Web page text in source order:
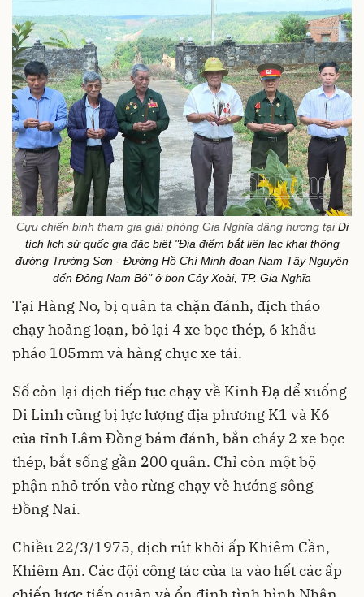
Cựu chiến binh tham gia giải phóng Gia Nghĩa dâng hương tại Di
tích lịch sử quốc gia đặc biệt "Địa điểm bắt liên lạc khai thông
đường Trường Sơn - Đường Hồ Chí Minh đoạn Nam Tây Nguyên
đến Đông Nam Bộ" ở bon Cây Xoài, TP. Gia Nghĩa
Tại Hàng No, bị quân ta chặn đánh, địch tháo
chạy hoảng loạn, bỏ lại 4 xe bọc thép, 6 khẩu
pháo 105mm và hàng chục xe tải.
Số còn lại địch tiếp tục chạy về Kinh Đạ để xuống
Di Linh cũng bị lực lượng địa phương K1 và K6
của tỉnh Lâm Đồng bám đánh, bắn cháy 2 xe bọc
thép, bắt sống gần 200 quân. Chỉ còn một bộ
phận nhỏ trốn vào rừng chạy về hướng sông
Đồng Nai.
Chiều 22/3/1975, địch rút khỏi ấp Khiêm Cần,
Khiêm An. Các đội công tác của ta vào hết các ấp